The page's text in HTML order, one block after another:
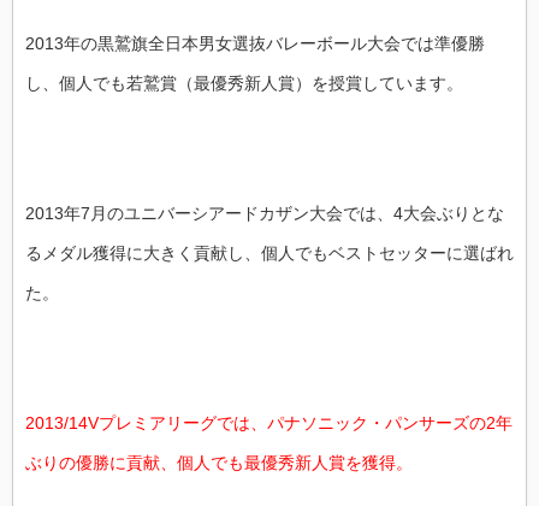
2013年の黒鷲旗全日本男女選抜バレーボール大会では準優勝
し、個人でも若鷲賞（最優秀新人賞）を授賞しています。
2013年7月のユニバーシアードカザン大会では、4大会ぶりとな
るメダル獲得に大きく貢献し、個人でもベストセッターに選ばれ
た。
2013/14Vプレミアリーグでは、パナソニック・パンサーズの2年
ぶりの優勝に貢献、個人でも最優秀新人賞を獲得。